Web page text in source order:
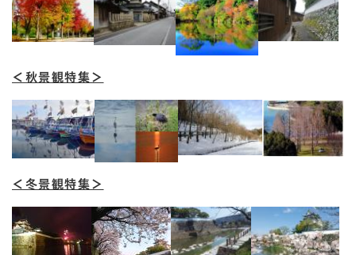
＜秋景観特集＞
＜冬景観特集＞